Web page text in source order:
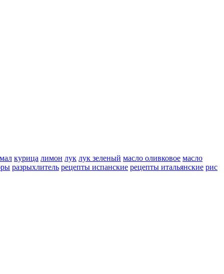
курица лимон лук лук зеленый масло оливковое масло
разрыхлитель рецепты испанские рецепты итальянские рис